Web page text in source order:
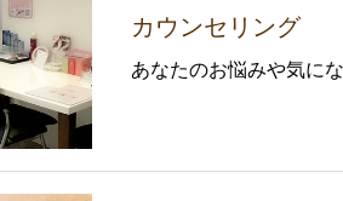
カウンセリング
あなたのお悩みや気に